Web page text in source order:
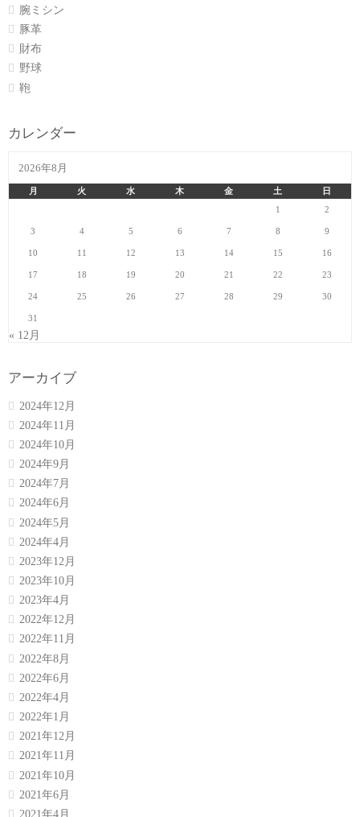
腕ミシン
豚革
財布
野球
鞄
カレンダー
2026年8月
月 火 水 木 金 土
日
1
2
3 4 5 6 7 8 9
10 11 12 13 14 15 16
17 18 19 20 21 22 23
24 25 26 27 28 29 30
31
« 12月
アーカイブ
2024年12月
2024年11月
2024年10月
2024年9月
2024年7月
2024年6月
2024年5月
2024年4月
2023年12月
2023年10月
2023年4月
2022年12月
2022年11月
2022年8月
2022年6月
2022年4月
2022年1月
2021年12月
2021年11月
2021年10月
2021年6月
2021年4月